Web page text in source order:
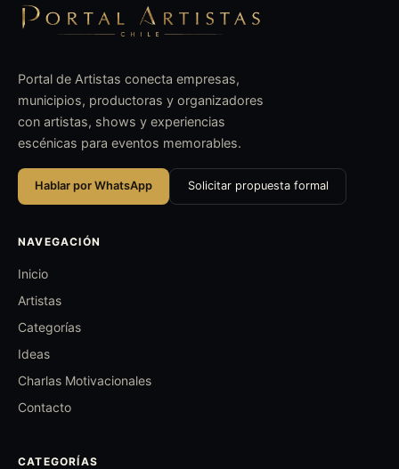
Portal de Artistas conecta empresas,
municipios, productoras y organizadores
con artistas, shows y experiencias
escénicas para eventos memorables.
Hablar por WhatsApp Solicitar propuesta formal
NAVEGACIÓN
Inicio
Artistas
Categorías
Ideas
Charlas Motivacionales
Contacto
CATEGORÍAS